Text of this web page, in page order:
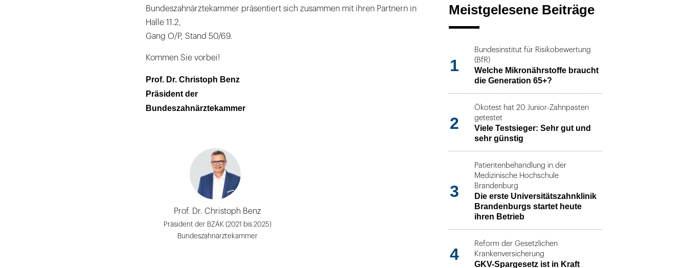
Bundeszahnärztekammer präsentiert sich zusammen mit ihren Partnern in
Halle 11.2,
Gang O/P, Stand 50/69.
Kommen Sie vorbei!
Prof. Dr. Christoph Benz
Präsident der
Bundeszahnärztekammer
Prof. Dr. Christoph Benz
Präsident der BZÄK (2021 bis 2025)
Bundeszahnärztekammer
Meistgelesene Beiträge
1
Bundesinstitut für Risikobewertung
(BfR)
Welche Mikronährstoffe braucht
die Generation 65+?
2
Ökotest hat 20 Junior-Zahnpasten
getestet
Viele Testsieger: Sehr gut und
sehr günstig
3
Patientenbehandlung in der
Medizinische Hochschule
Brandenburg
Die erste Universitätszahnklinik
Brandenburgs startet heute
ihren Betrieb
4
Reform der Gesetzlichen
Krankenversicherung
GKV-Spargesetz ist in Kraft